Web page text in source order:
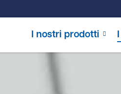
I nostri prodotti